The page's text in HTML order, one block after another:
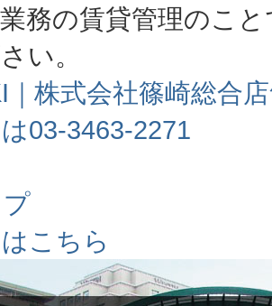
務の賃貸管理のこ
い。
｜株式会社篠崎総合
03-3463-2271
こちら